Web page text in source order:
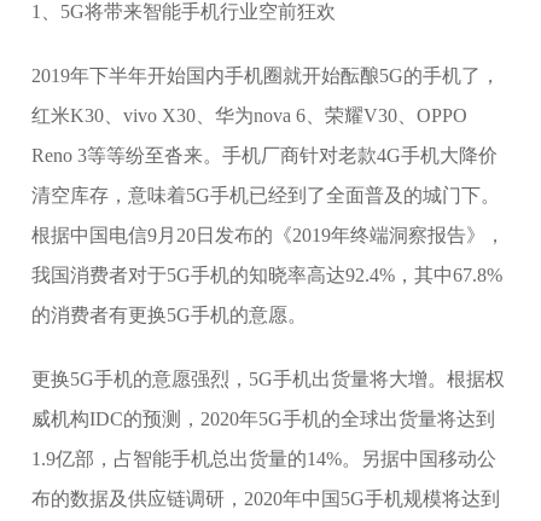
1、5G将带来智能手机行业空前狂欢
2019年下半年开始国内手机圈就开始酝酿5G的手机了，
红米K30、vivo X30、华为nova 6、荣耀V30、OPPO
Reno 3等等纷至沓来。手机厂商针对老款4G手机大降价
清空库存，意味着5G手机已经到了全面普及的城门下。
根据中国电信9月20日发布的《2019年终端洞察报告》，
我国消费者对于5G手机的知晓率高达92.4%，其中67.8%
的消费者有更换5G手机的意愿。
更换5G手机的意愿强烈，5G手机出货量将大增。根据权
威机构IDC的预测，2020年5G手机的全球出货量将达到
1.9亿部，占智能手机总出货量的14%。另据中国移动公
布的数据及供应链调研，2020年中国5G手机规模将达到